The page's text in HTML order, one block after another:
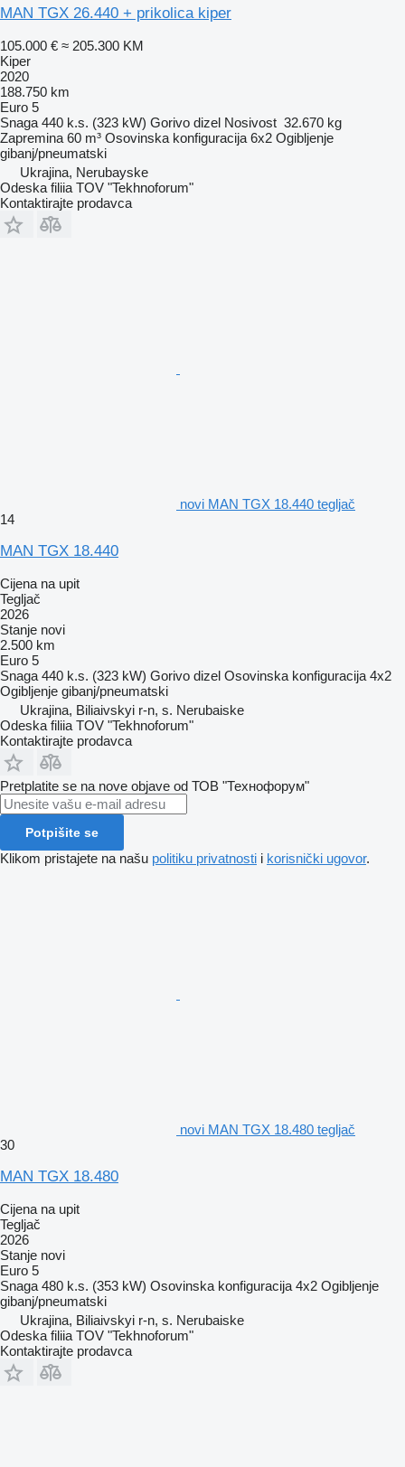
MAN TGX 26.440 + prikolica kiper
105.000 € ≈ 205.300 KM
Kiper
2020
188.750 km
Euro 5
Snaga 440 k.s. (323 kW) Gorivo dizel Nosivost 32.670 kg
Zapremina 60 m³ Osovinska konfiguracija 6x2 Ogibljenje
gibanj/pneumatski
Ukrajina, Nerubayske
Odeska filiia TOV "Tekhnoforum"
Kontaktirajte prodavca
novi MAN TGX 18.440 tegljač
14
MAN TGX 18.440
Cijena na upit
Tegljač
2026
Stanje novi
2.500 km
Euro 5
Snaga 440 k.s. (323 kW) Gorivo dizel Osovinska konfiguracija 4x2
Ogibljenje gibanj/pneumatski
Ukrajina, Biliaivskyi r-n, s. Nerubaiske
Odeska filiia TOV "Tekhnoforum"
Kontaktirajte prodavca
Pretplatite se na nove objave od ТОВ "Технофорум"
Potpišite se
Klikom pristajete na našu politiku privatnosti i korisnički ugovor.
novi MAN TGX 18.480 tegljač
30
MAN TGX 18.480
Cijena na upit
Tegljač
2026
Stanje novi
Euro 5
Snaga 480 k.s. (353 kW) Osovinska konfiguracija 4x2 Ogibljenje
gibanj/pneumatski
Ukrajina, Biliaivskyi r-n, s. Nerubaiske
Odeska filiia TOV "Tekhnoforum"
Kontaktirajte prodavca